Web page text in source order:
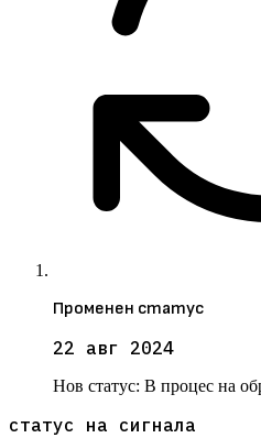
Променен статус
22 авг 2024
Нов статус: В процес на
статус на сигнала